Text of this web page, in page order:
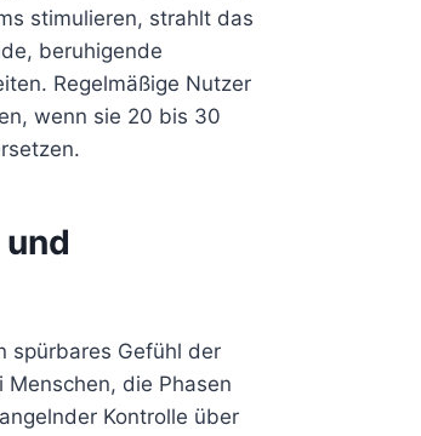
stimulieren, strahlt das
beruhigende
Regelmäßige Nutzer
wenn sie 20 bis 30
spürbares Gefühl der
die Phasen
Kontrolle über